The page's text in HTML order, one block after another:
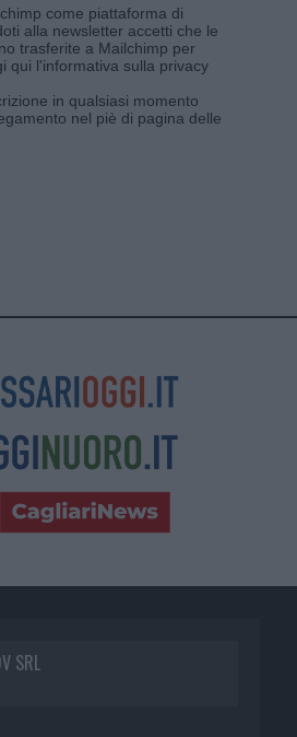
come piattaforma di
alla newsletter accetti che le
trasferite a Mailchimp per
qui l'informativa sulla privacy
in qualsiasi momento
nel piè di pagina delle
SRL